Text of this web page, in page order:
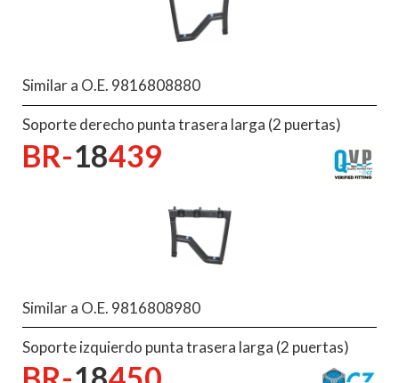
Similar a O.E. 9816808880
Soporte derecho punta trasera larga (2 puertas)
BR-18439
Similar a O.E. 9816808980
Soporte izquierdo punta trasera larga (2 puertas)